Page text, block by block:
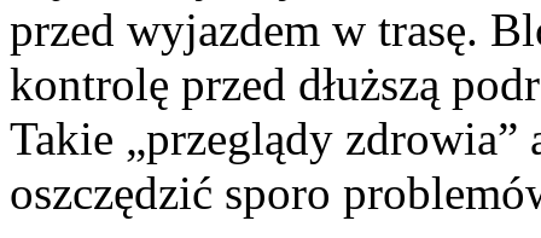
przed wyjazdem w trasę.
kontrolę przed dłuższą
Takie „przeglądy zdrowia”
oszczędzić sporo